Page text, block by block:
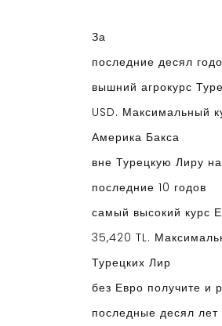
За
последние десял
вышний агрокурс
USD. Максимальный
Америка Бакса
вне Турецкую Лиру
последние 10 годов
самый высокий курс
35,420 TL.
Турецких Лир
без Евро получите и
последные десял лет